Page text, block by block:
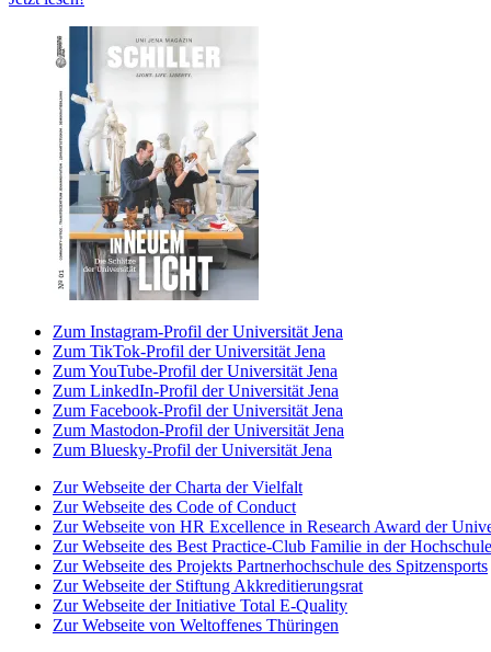
Zum Instagram-Profil der Universität Jena
Zum TikTok-Profil der Universität Jena
Zum YouTube-Profil der Universität Jena
Zum LinkedIn-Profil der Universität Jena
Zum Facebook-Profil der Universität Jena
Zum Mastodon-Profil der Universität Jena
Zum Bluesky-Profil der Universität Jena
Zur Webseite der Charta der Vielfalt
Zur Webseite des Code of Conduct
Zur Webseite von HR Excellence in Research Award der
Zur Webseite des Best Practice-Club Familie in der Hochschule
Zur Webseite des Projekts Partnerhochschule des Spitzensports
Zur Webseite der Stiftung Akkreditierungsrat
Zur Webseite der Initiative Total E-Quality
Zur Webseite von Weltoffenes Thüringen